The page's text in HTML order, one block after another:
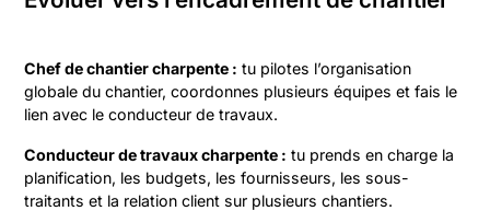
Chef de chantier charpente : tu pilotes l’organisation
globale du chantier, coordonnes plusieurs équipes et fais le
lien avec le conducteur de travaux.
Conducteur de travaux charpente : tu prends en charge la
planification, les budgets, les fournisseurs, les sous-
traitants et la relation client sur plusieurs chantiers.